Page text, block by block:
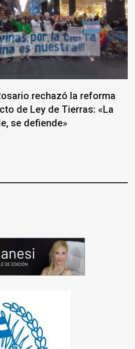
rechazó la reforma
de Ley de Tierras: «La
se defiende»